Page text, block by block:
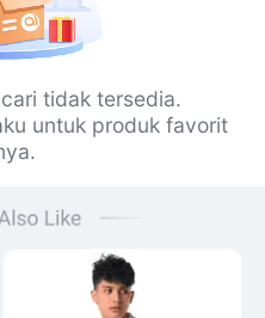
tidak tersedia.
untuk produk favorit